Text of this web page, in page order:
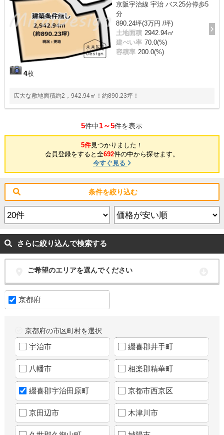
4枚
京阪宇治線 宇治 バス25分停歩5
分
890.24坪(3万円 /坪)
土地面積 2942.94㎡
建ぺい率 70.0(%)
容積率 200.0(%)
広大な敷地面積約2，942.94㎡！約890.23坪！
5件中1～5件を表示
5件見つかりました！
会員登録をすると全692件の中から探せます。
今すぐ見る
条件を絞り込む
さらに絞り込んで検索する
ご希望のエリアを選んでください
京都府
京都府の市区町村を選択
宇治市 綴喜郡井手町
八幡市 相楽郡精華町
綴喜郡宇治田原町 京都市西京区
京田辺市 木津川市